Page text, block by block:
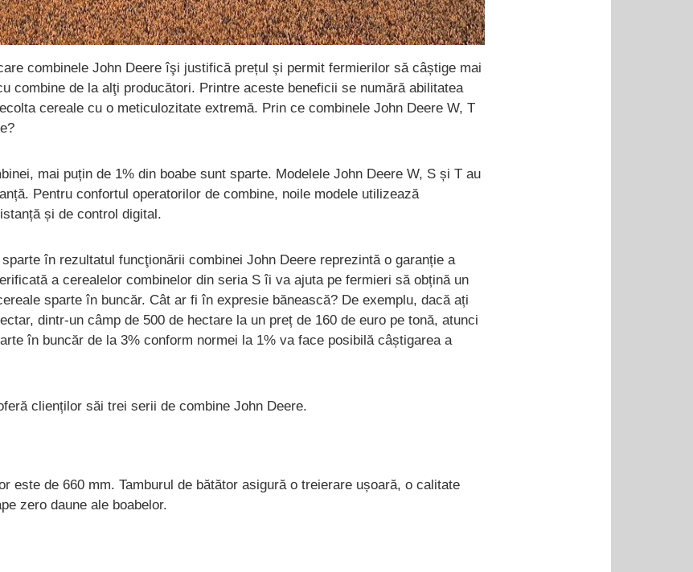
combinele John Deere îşi justifică prețul și permit fermierilor să câștige mai
combine de la alţi producători. Printre aceste beneficii se numără abilitatea
cereale cu o meticulozitate extremă. Prin ce combinele John Deere W, T
mai puțin de 1% din boabe sunt sparte. Modelele John Deere W, S și T au
Pentru confortul operatorilor de combine, noile modele utilizează
și de control digital.
în rezultatul funcţionării combinei John Deere reprezintă o garanție a
a cerealelor combinelor din seria S îi va ajuta pe fermieri să obțină un
sparte în buncăr. Cât ar fi în expresie bănească? De exemplu, dacă ați
dintr-un câmp de 500 de hectare la un preț de 160 de euro pe tonă, atunci
în buncăr de la 3% conform normei la 1% va face posibilă câștigarea a
clienților săi trei serii de combine John Deere.
este de 660 mm. Tamburul de bătător asigură o treierare ușoară, o calitate
zero daune ale boabelor.